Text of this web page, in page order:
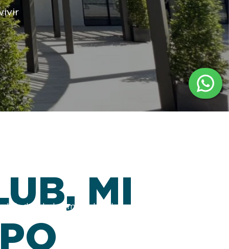
MI
donde la amistad y el aprendizaje crean